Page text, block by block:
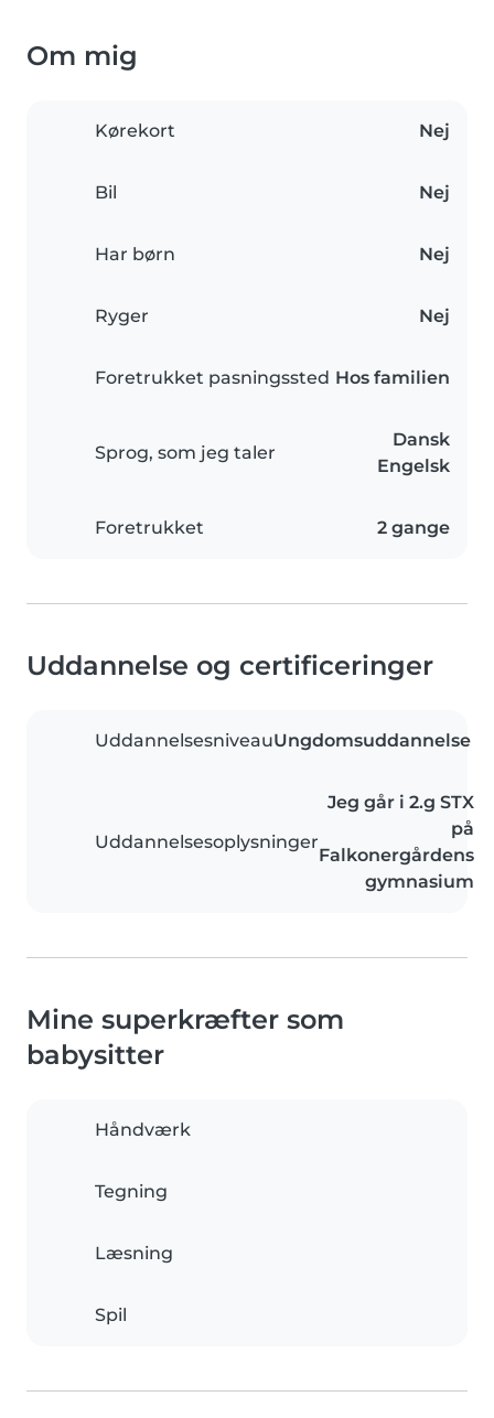
Om mig
Kørekort Nej
Bil Nej
Har børn Nej
Ryger Nej
Foretrukket pasningssted Hos familien
Sprog, som jeg taler
Dansk
Engelsk
Foretrukket 2 gange
Uddannelse og certificeringer
UddannelsesniveauUngdomsuddannelse
Uddannelsesoplysninger
Jeg går i 2.g STX
på
Falkonergårdens
gymnasium
Mine superkræfter som
babysitter
Håndværk
Tegning
Læsning
Spil